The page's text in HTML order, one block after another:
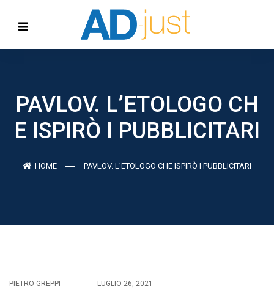
PAVLOV. L’ETOLOGO CH
E ISPIRÒ I PUBBLICITARI
HOME PAVLOV. L’ETOLOGO CHE ISPIRÒ I PUBBLICITARI
PIETRO GREPPI LUGLIO 26, 2021